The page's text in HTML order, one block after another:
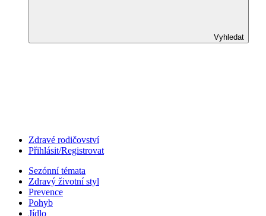
Vyhledat
Zdravé rodičovství
Přihlásit/Registrovat
Sezónní témata
Zdravý životní styl
Prevence
Pohyb
Jídlo